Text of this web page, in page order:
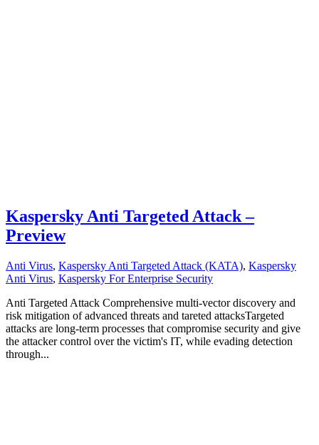
Kaspersky Anti Targeted Attack –
Preview
Anti Virus, Kaspersky Anti Targeted Attack (KATA), Kaspersky
Anti Virus, Kaspersky For Enterprise Security
Anti Targeted Attack Comprehensive multi-vector discovery and
risk mitigation of advanced threats and tareted attacksTargeted
attacks are long-term processes that compromise security and give
the attacker control over the victim's IT, while evading detection
through...